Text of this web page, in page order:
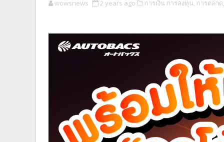
wowsnews 2 years ago การเงิน การลงทุน, การตลาด,